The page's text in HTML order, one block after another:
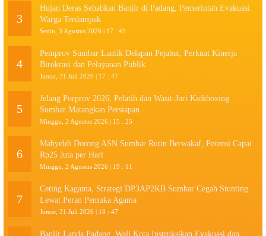
3
Hujan Deras Sebabkan Banjir di Padang, Pemerintah Evakuasi
Warga Terdampak
Senin, 3 Agustus 2026 | 17 : 43
4
Pemprov Sumbar Lantik Delapan Pejabat, Perkuat Kinerja
Birokrasi dan Pelayanan Publik
Jumat, 31 Juli 2026 | 17 : 47
5
Jelang Porprov 2026, Pelatih dan Wasit-Juri Kickboxing
Sumbar Matangkan Persiapan
Minggu, 2 Agustus 2026 | 15 : 25
6
Mahyeldi Dorong ASN Sumbar Rutin Berwakaf, Potensi Capai
Rp25 Juta per Hari
Minggu, 2 Agustus 2026 | 19 : 11
7
Ceting Kagama, Strategi DP3AP2KB Sumbar Cegah Stunting
Lewat Peran Pemuka Agama
Jumat, 31 Juli 2026 | 18 : 47
Banjir Landa Padang, Wali Kota Instruksikan Evakuasi dan